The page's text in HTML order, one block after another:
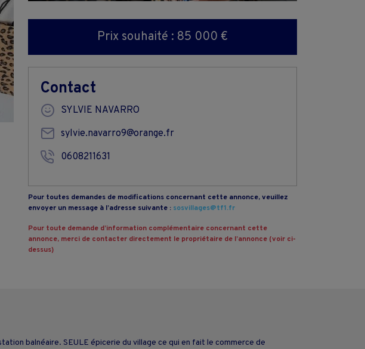
Prix souhaité : 85 000 €
Contact
SYLVIE NAVARRO
sylvie.navarro9@orange.fr
0608211631
Pour toutes demandes de modifications concernant cette annonce, veuillez
envoyer un message à l’adresse suivante : sosvillages@tf1.fr
Pour toute demande d’information complémentaire concernant cette
annonce, merci de contacter directement le propriétaire de l’annonce (voir ci-
dessus)
balnéaire. SEULE épicerie du village ce qui en fait le commerce de